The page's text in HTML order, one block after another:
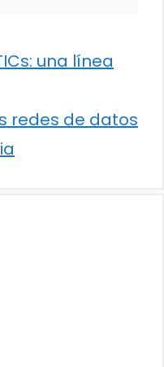
una línea
redes de datos